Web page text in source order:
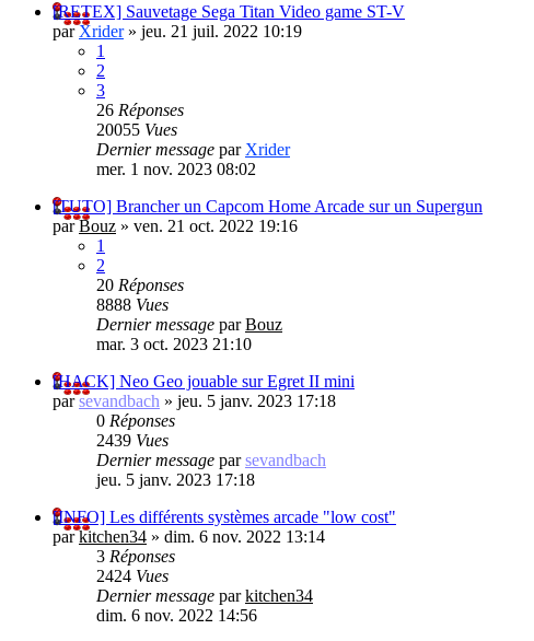
[RETEX] Sauvetage Sega Titan Video game ST-V
parXrider» jeu. 21 juil. 2022 10:19
1
2
3
26 Réponses
20055 Vues
Dernier message par Xrider
mer. 1 nov. 2023 08:02
[TUTO] Brancher un Capcom Home Arcade sur un Supergun
parBouz » ven. 21 oct. 2022 19:16
1
2
20 Réponses
8888 Vues
Dernier message parBouz
mar. 3 oct. 2023 21:10
[HACK] Neo Geo jouable sur Egret II mini
parsevandbach » jeu. 5 janv. 2023 17:18
0 Réponses
2439 Vues
Dernier message parsevandbach
jeu. 5 janv. 2023 17:18
[INFO] Les différents systèmes arcade "low cost"
parkitchen34 » dim. 6 nov. 2022 13:14
3 Réponses
2424 Vues
Dernier message parkitchen34
dim. 6 nov. 2022 14:56